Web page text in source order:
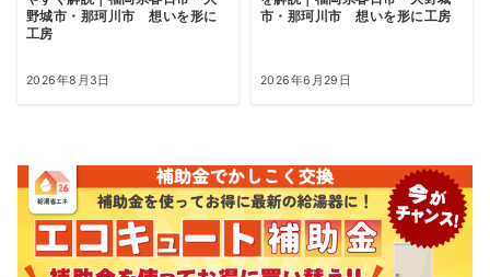
野城市・那珂川市 想いを形に
工房
2026年8月3日
市・那珂川市 想いを形に工房
2026年6月29日